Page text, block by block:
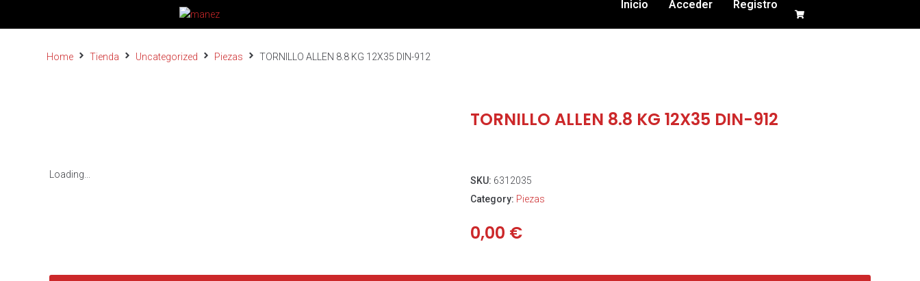
Inicio Acceder Registro
Home Tienda Uncategorized Piezas TORNILLO ALLEN 8.8 KG 12X35 DIN-912
Loading...
TORNILLO ALLEN 8.8 KG 12X35 DIN-912
SKU: 6312035
Category: Piezas
0,00 €